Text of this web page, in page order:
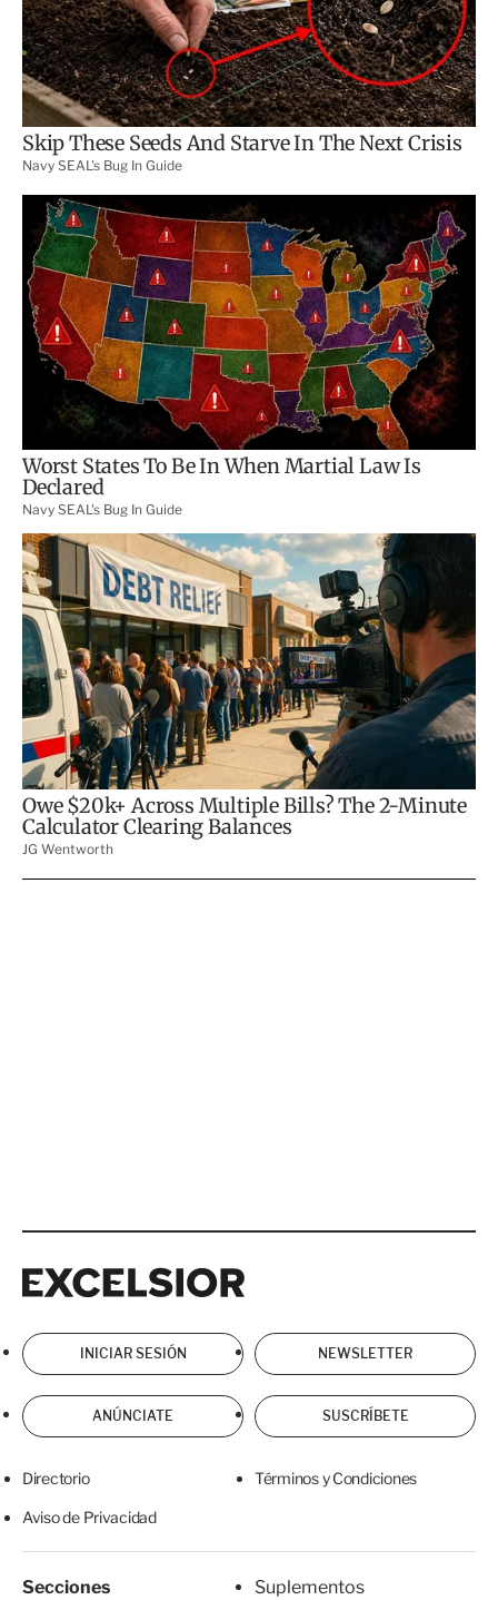
INICIAR SESIÓN NEWSLETTER
ANÚNCIATE SUSCRÍBETE
Directorio Términos y Condiciones
Aviso de Privacidad
Secciones
Suplementos